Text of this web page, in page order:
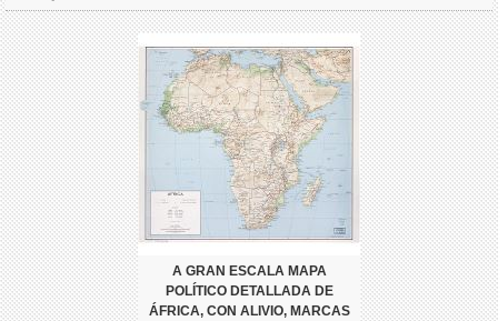
A GRAN ESCALA MAPA
POLÍTICO DETALLADA DE
ÁFRICA, CON ALIVIO, MARCAS